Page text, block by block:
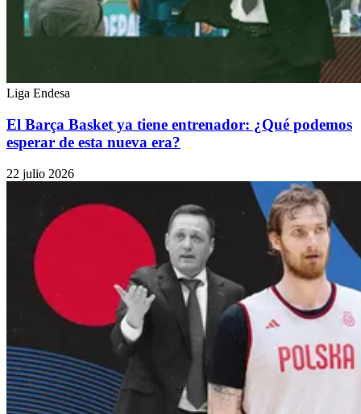
Liga Endesa
El Barça Basket ya tiene entrenador: ¿Qué podemos
esperar de esta nueva era?
22 julio 2026